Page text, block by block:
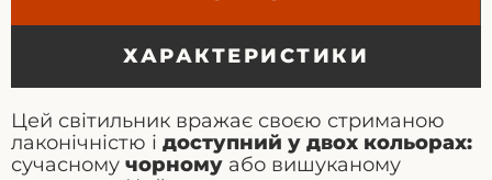
ХАРАКТЕРИСТИКИ
Цей світильник вражає своєю стриманою
лаконічністю і доступний у двох кольорах:
сучасному чорному або вишуканому